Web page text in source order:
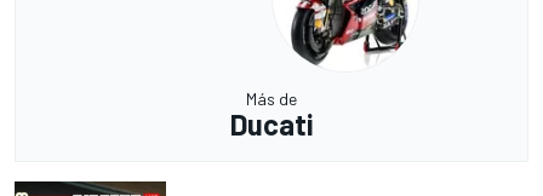
Más de
Ducati